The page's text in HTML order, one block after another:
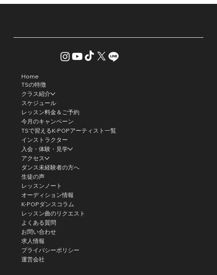
Home
TSの特徴
クラス紹介
スケジュール
レッスン料金＆ご予約
今月のキャンペーン
TSで習えるK-POPアーティスト一覧
インストラクター
入会・体験・見学
アクセス
ダンス未経験者の方へ
生徒の声
レッスンノート
オーディション情報
K-POPダンスコラム
レッスン曲のリクエスト
よくある質問
お問い合わせ
求人情報
プライバシーポリシー
運営会社